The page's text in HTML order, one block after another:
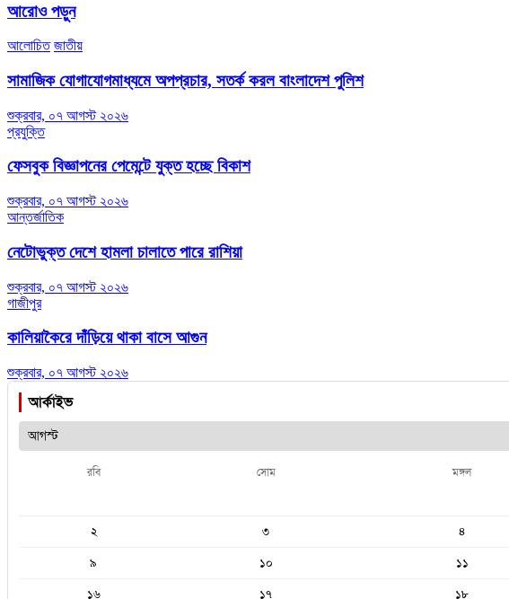
আরোও পড়ুন
আলোচিত জাতীয়
সামাজিক যোগাযোগমাধ্যমে অপপ্রচার, সতর্ক করল বাংলাদেশ পুলিশ
শুক্রবার, ০৭ আগস্ট ২০২৬
প্রযুক্তি
ফেসবুক বিজ্ঞাপনের পেমেন্টে যুক্ত হচ্ছে বিকাশ
শুক্রবার, ০৭ আগস্ট ২০২৬
আন্তর্জাতিক
নেটোভুক্ত দেশে হামলা চালাতে পারে রাশিয়া
শুক্রবার, ০৭ আগস্ট ২০২৬
গাজীপুর
কালিয়াকৈরে দাঁড়িয়ে থাকা বাসে আগুন
শুক্রবার, ০৭ আগস্ট ২০২৬
আর্কাইভ
রবি সোম মঙ্গল
২
৩ ৪
৯
১০ ১১
১৬
১৭ ১৮